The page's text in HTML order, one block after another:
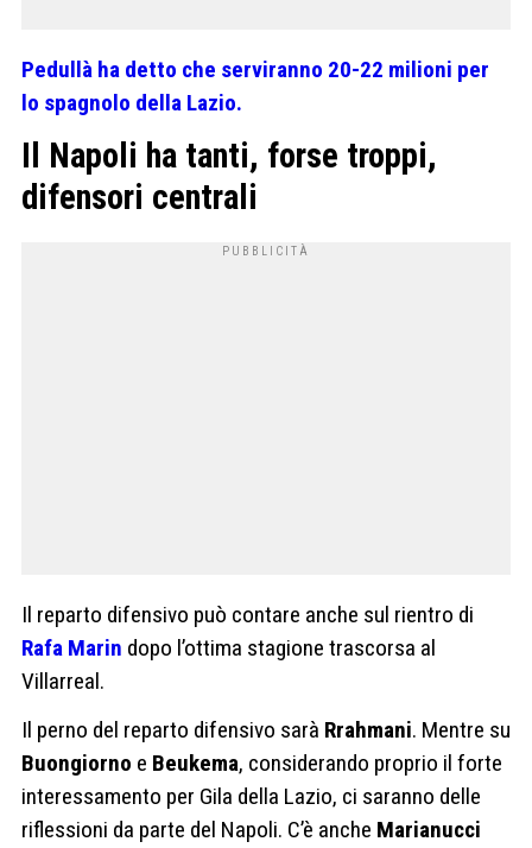
Pedullà ha detto che serviranno 20-22 milioni per
lo spagnolo della Lazio.
Il Napoli ha tanti, forse troppi,
difensori centrali
Il reparto difensivo può contare anche sul rientro di
Rafa Marin dopo l’ottima stagione trascorsa al
Villarreal.
Il perno del reparto difensivo sarà Rrahmani. Mentre su
Buongiorno e Beukema, considerando proprio il forte
interessamento per Gila della Lazio, ci saranno delle
riflessioni da parte del Napoli. C’è anche Marianucci